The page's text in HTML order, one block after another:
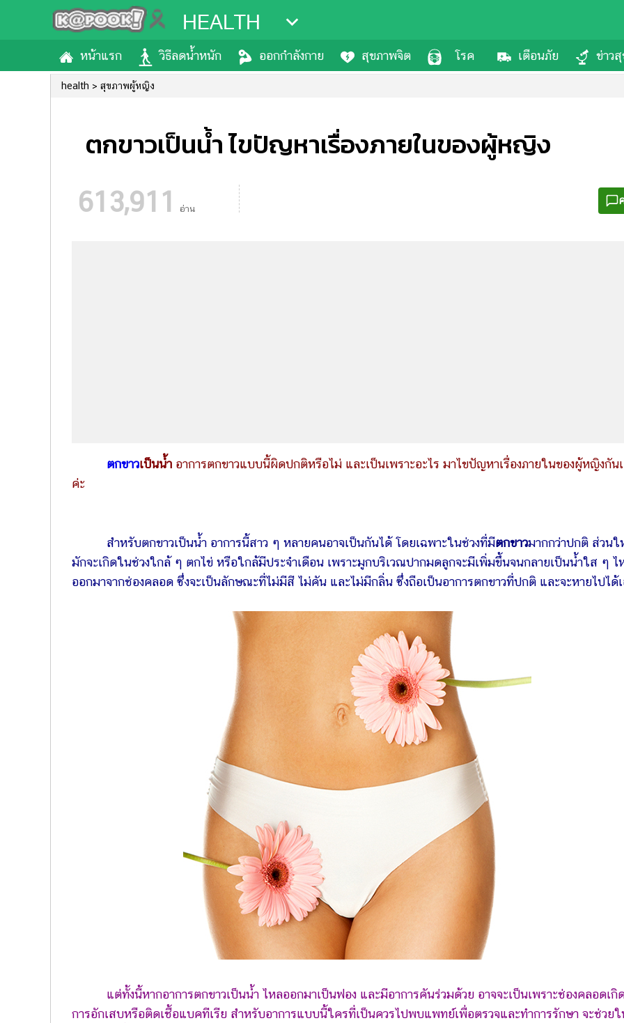
HEALTH
หน้าแรก วิธีลดน้ำหนัก ออกกำลังกาย สุขภาพจิต โรค เตือนภัย ข่าว
health สุขภาพผู้หญิง
ตกขาวเป็นน้ำ ไขปัญหาเรื่องภายในของผู้หญิง
613,911 อ่าน
ตกขาวเป็นน้ำ อาการตกขาวแบบนี้ผิดปกติหรือไม่ และเป็นเพราะอะไร มาไขปัญหาเรื่องภายในของผู้หญิงกัน
ค่ะ
สำหรับตกขาวเป็นน้ำ อาการนี้สาว ๆ หลายคนอาจเป็นกันได้ โดยเฉพาะในช่วงที่มีตกขาวมากกว่าปกติ ส่วน
มักจะเกิดในช่วงใกล้ ๆ ตกไข่ หรือใกล้มีประจำเดือน เพราะมูกบริเวณปากมดลูกจะมีเพิ่มขึ้นจนกลายเป็นน้ำใส ๆ ไ
ออกมาจากช่องคลอด ซึ่งจะเป็นลักษณะที่ไม่มีสี ไม่คัน และไม่มีกลิ่น ซึ่งถือเป็นอาการตกขาวที่ปกติ และจะหายไปได้เ
แต่ทั้งนี้หากอาการตกขาวเป็นน้ำ ไหลออกมาเป็นฟอง และมีอาการคันร่วมด้วย อาจจะเป็นเพราะช่องคลอดเกิ
การอักเสบหรือติดเชื้อแบคทีเรีย สำหรับอาการแบบนี้ใครที่เป็นควรไปพบแพทย์เพื่อตรวจและทำการรักษา จะช่วย